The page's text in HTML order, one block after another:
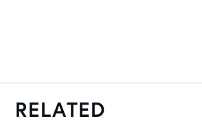
RELATED